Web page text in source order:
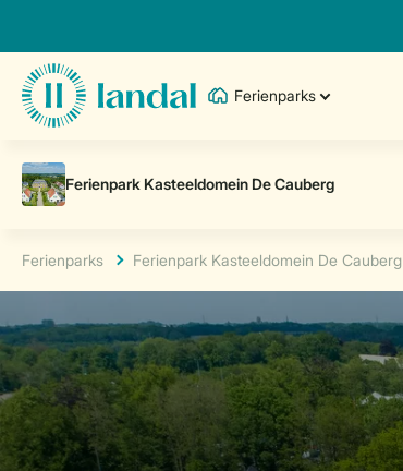
Ferienparks
Ferienparks Ferienpark Kasteeldomein De Cauberg